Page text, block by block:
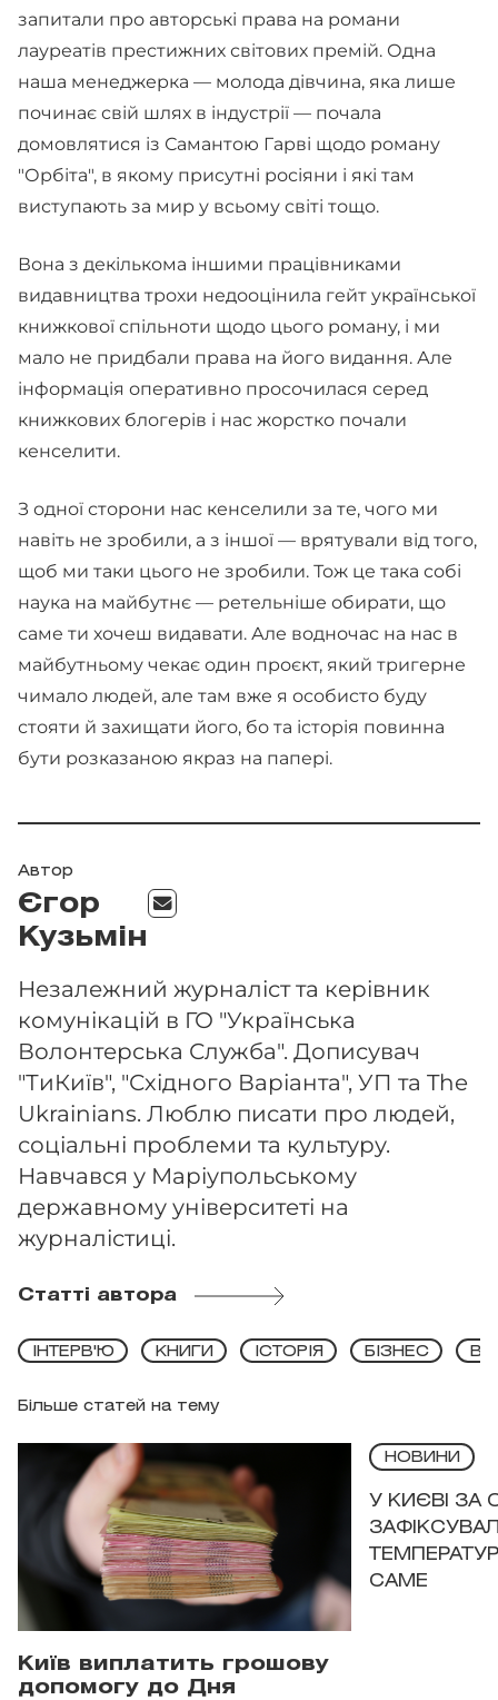
запитали про авторські права на романи
лауреатів престижних світових премій. Одна
наша менеджерка — молода дівчина, яка лише
починає свій шлях в індустрії — почала
домовлятися із Самантою Гарві щодо роману
"Орбіта", в якому присутні росіяни і які там
виступають за мир у всьому світі тощо.
Вона з декількома іншими працівниками
видавництва трохи недооцінила гейт української
книжкової спільноти щодо цього роману, і ми
мало не придбали права на його видання. Але
інформація оперативно просочилася серед
книжкових блогерів і нас жорстко почали
кенселити.
З одної сторони нас кенселили за те, чого ми
навіть не зробили, а з іншої — врятували від того,
щоб ми таки цього не зробили. Тож це така собі
наука на майбутнє — ретельніше обирати, що
саме ти хочеш видавати. Але водночас на нас в
майбутньому чекає один проєкт, який тригерне
чимало людей, але там вже я особисто буду
стояти й захищати його, бо та історія повинна
бути розказаною якраз на папері.
Автор
Єгор
Кузьмін
Незалежний журналіст та керівник
комунікацій в ГО "Українська
Волонтерська Служба". Дописувач
"ТиКиїв", "Східного Варіанта", УП та The
Ukrainians. Люблю писати про людей,
соціальні проблеми та культуру.
Навчався у Маріупольському
державному університеті на
журналістиці.
Статті автора
Більше статей на тему
ІНТЕРВ'Ю КНИГИ ІСТОРІЯ БІЗНЕС
Київ виплатить грошову
допомогу до Дня
НОВИНИ
У КИЄВІ ЗА
САМЕ